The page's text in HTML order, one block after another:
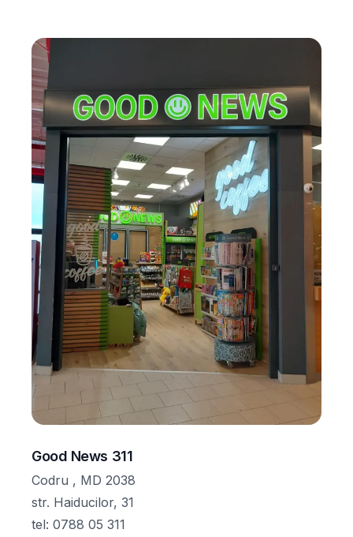
Good News 311
Codru , MD 2038
str. Haiducilor, 31
tel: 0788 05 311